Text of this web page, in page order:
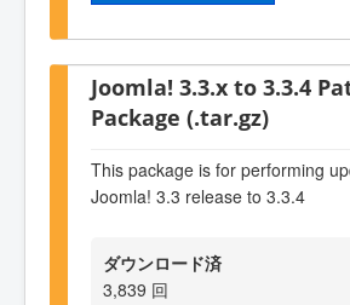
Joomla! 3.3.x to 3.3.4
Package (.tar.gz)
This package is for performing
Joomla! 3.3 release to 3.3.4
ダウンロード済
3,839 回